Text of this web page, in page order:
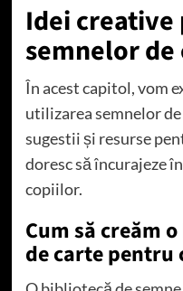
Idei
semnelor
În acest capitol, vom
utilizarea semnelor
sugestii și resurse
doresc să încurajeze
copiilor.
Cum să creăm
de carte pentru